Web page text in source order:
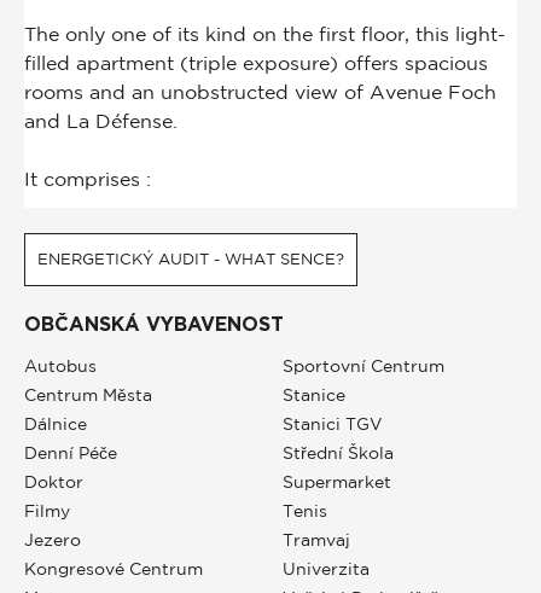
ENERGETICKÝ AUDIT - WHAT SENCE?
OBČANSKÁ VYBAVENOST
Autobus
Centrum Města
Dálnice
Denní Péče
Doktor
Filmy
Jezero
Kongresové Centrum
Sportovní Centrum
Stanice
Stanici TGV
Střední Škola
Supermarket
Tenis
Tramvaj
Univerzita